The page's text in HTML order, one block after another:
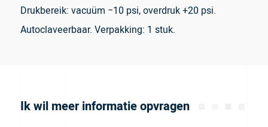
Drukbereik: vacuüm −10 psi, overdruk +20 psi.
Autoclaveerbaar. Verpakking: 1 stuk.
Ik wil meer informatie opvragen